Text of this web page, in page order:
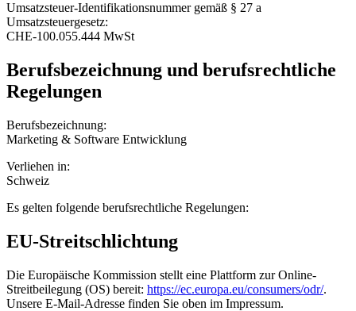
Umsatzsteuer-Identifikationsnummer gemäß § 27 a
Umsatzsteuergesetz:
CHE-100.055.444 MwSt
Berufsbezeichnung und berufsrechtliche
Regelungen
Berufsbezeichnung:
Marketing & Software Entwicklung
Verliehen in:
Schweiz
Es gelten folgende berufsrechtliche Regelungen:
EU-Streitschlichtung
Die Europäische Kommission stellt eine Plattform zur Online-
Streitbeilegung (OS) bereit: https://ec.europa.eu/consumers/odr/.
Unsere E-Mail-Adresse finden Sie oben im Impressum.